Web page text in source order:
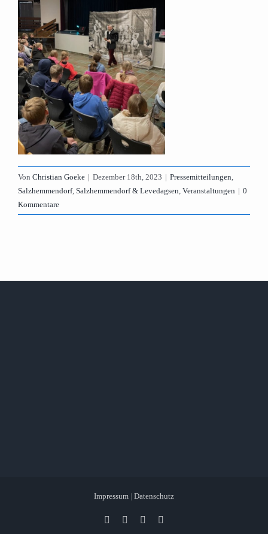
Von Christian Goeke | Dezember 18th, 2023 | Pressemitteilungen
Salzhemmendorf, Salzhemmendorf & Levedagsen Veranstaltungen | 0
Kommentare
Impressum | Datenschutz
Facebook Instagram